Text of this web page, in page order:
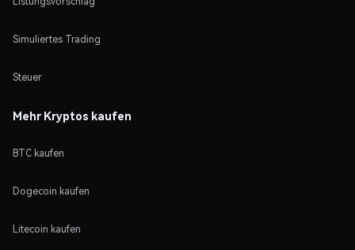
Simuliertes Trading
Steuer
Mehr Kryptos kaufen
BTC kaufen
Dogecoin kaufen
Litecoin kaufen